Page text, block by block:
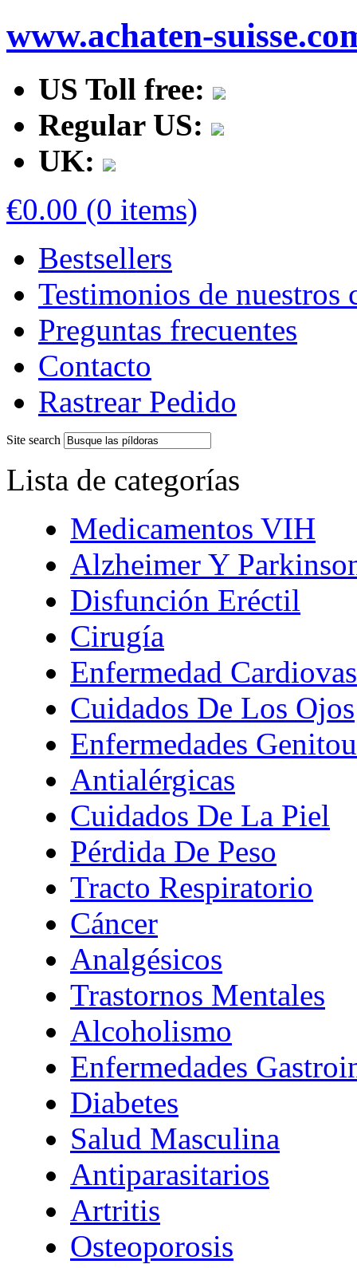
www.achaten-
US Toll free:
Regular US:
UK:
€0.00 (0 items)
Bestsellers
Testimonios de nuestros
Preguntas frecuentes
Contacto
Rastrear Pedido
Site search
Lista de categorías
Medicamentos VIH
Alzheimer Y
Disfunción Eréctil
Cirugía
Enfermedad
Cuidados De Los Ojos
Enfermedades
Antialérgicas
Cuidados De La Piel
Pérdida De Peso
Tracto Respiratorio
Cáncer
Analgésicos
Trastornos Mentales
Alcoholismo
Enfermedades
Diabetes
Salud Masculina
Antiparasitarios
Artritis
Osteoporosis